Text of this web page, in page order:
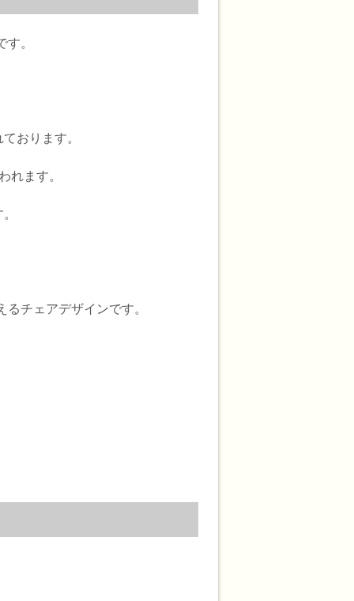
。
ております。
れます。
チェアデザインです。